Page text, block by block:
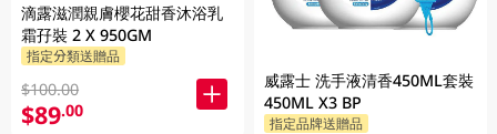
滴露滋潤親膚櫻花甜香沐浴乳
霜孖裝 2 X 950GM
指定分類送贈品
$100.00
$89.00
威露士 洗手液清香450ML套裝
450ML X3 BP
指定品牌送贈品